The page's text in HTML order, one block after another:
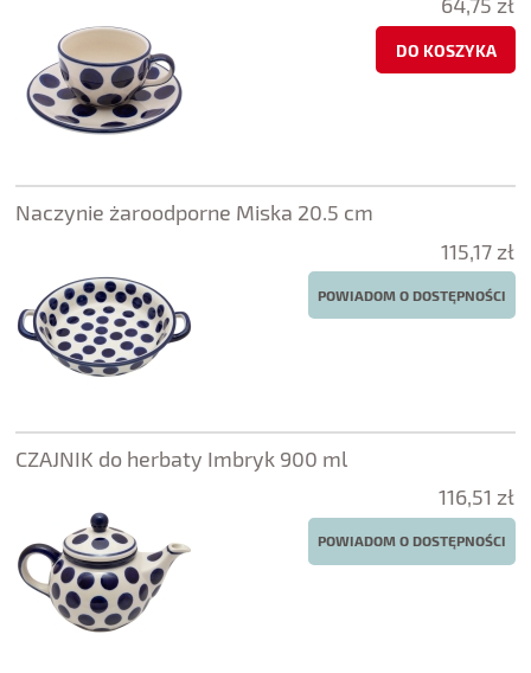
64,75 zł
DO KOSZYKA
Naczynie żaroodporne Miska 20.5 cm
115,17 zł
POWIADOM O DOSTĘPNOŚCI
CZAJNIK do herbaty Imbryk 900 ml
116,51 zł
POWIADOM O DOSTĘPNOŚCI